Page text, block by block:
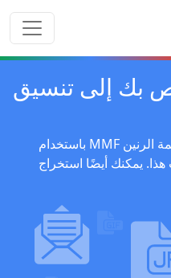
بك إلى تنسيق
قم بتحويل الموسيقى إلى تنسيق نغمة الرنين MMF باستخدام
يمكنك أيضًا استخراج